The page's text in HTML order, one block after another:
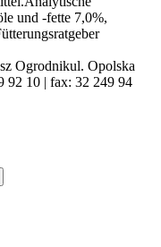
und -fette 7,0%,
Ogrodnikul. Opolska
92 10 | fax: 32 249 94